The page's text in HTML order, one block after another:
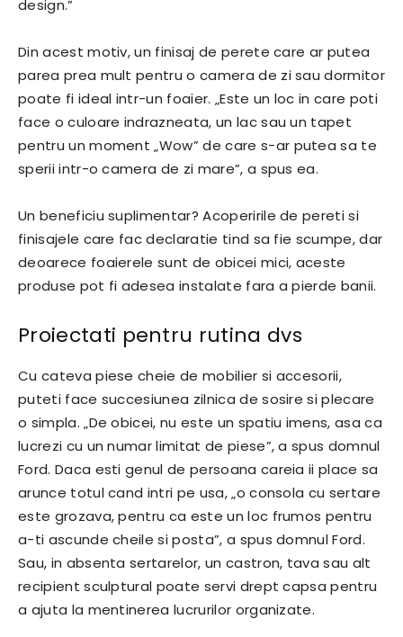
design.”
Din acest motiv, un finisaj de perete care ar putea
parea prea mult pentru o camera de zi sau dormitor
poate fi ideal intr-un foaier. „Este un loc in care poti
face o culoare indrazneata, un lac sau un tapet
pentru un moment „Wow” de care s-ar putea sa te
sperii intr-o camera de zi mare”, a spus ea.
Un beneficiu suplimentar? Acoperirile de pereti si
finisajele care fac declaratie tind sa fie scumpe, dar
deoarece foaierele sunt de obicei mici, aceste
produse pot fi adesea instalate fara a pierde banii.
Proiectati pentru rutina dvs
Cu cateva piese cheie de mobilier si accesorii,
puteti face succesiunea zilnica de sosire si plecare
o simpla. „De obicei, nu este un spatiu imens, asa ca
lucrezi cu un numar limitat de piese”, a spus domnul
Ford. Daca esti genul de persoana careia ii place sa
arunce totul cand intri pe usa, „o consola cu sertare
este grozava, pentru ca este un loc frumos pentru
a-ti ascunde cheile si posta”, a spus domnul Ford.
Sau, in absenta sertarelor, un castron, tava sau alt
recipient sculptural poate servi drept capsa pentru
a ajuta la mentinerea lucrurilor organizate.